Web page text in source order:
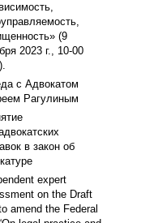
(9
2023 г., 10-00
с Адвокатом
Рагулиным
в закон об
expert
on the Draft
amend the Federal